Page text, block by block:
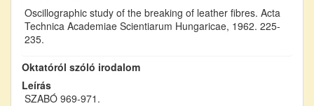
Oscillographic study of the breaking of leather fibres. Acta
Technica Academiae Scientiarum Hungaricae, 1962. 225-
235.
Oktatóról szóló irodalom
Leírás
SZABÓ 969-971.